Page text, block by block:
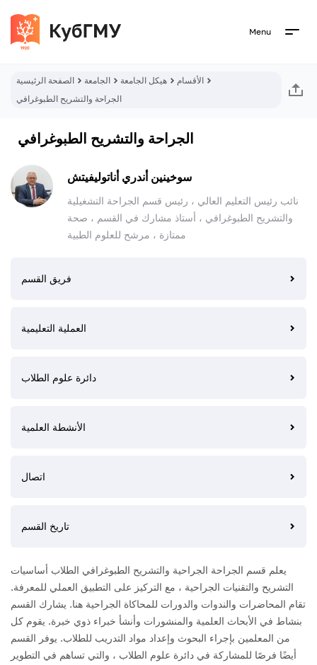
Menu
الصفحة الرئيسية الجامعة هيكل الجامعة
الأقسام
الجراحة والتشريح الطبوغرافي
الجراحة والتشريح الطبوغرافي
سوخينين أندري أناتوليفيتش
نائب رئيس التعليم العالي ، رئيس قسم الجراحة التشغيلية
والتشريح الطبوغرافي ، أستاذ مشارك في القسم ، صحة
ممتازة ، مرشح للعلوم الطبية
فريق القسم
العملية التعليمية
دائرة علوم الطلاب
الأنشطة العلمية
اتصال
تاريخ القسم
يعلم قسم الجراحة الجراحية والتشريح الطبوغرافي الطلاب أساسيات
التشريح والتقنيات الجراحية ، مع التركيز على التطبيق العملي للمعرفة.
تقام المحاضرات والندوات والدورات للمحاكاة الجراحية هنا. يشارك القسم
بنشاط في الأبحاث العلمية والمنشورات وأنشأ خبراء ذوي خبرة. يقوم كل
من المعلمين بإجراء البحوث وإعداد مواد التدريب للطلاب. يوفر القسم
أيضًا فرصًا للمشاركة في دائرة علوم الطلاب ، والتي تساهم في التطوير